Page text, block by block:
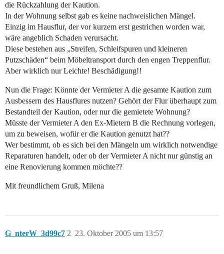
die Rückzahlung der Kaution.
In der Wohnung selbst gab es keine nachweislichen Mängel.
Einzig im Hausflur, der vor kurzem erst gestrichen worden war,
wäre angeblich Schaden verursacht.
Diese bestehen aus „Streifen, Schleifspuren und kleineren
Putzschäden“ beim Möbeltransport durch den engen Treppenflur.
Aber wirklich nur Leichte! Beschädigung!!
Nun die Frage: Könnte der Vermieter A die gesamte Kaution zum
Ausbessern des Hausflures nutzen? Gehört der Flur überhaupt zum
Bestandteil der Kaution, oder nur die gemietete Wohnung?
Müsste der Vermieter A den Ex-Mietern B die Rechnung vorlegen,
um zu beweisen, wofür er die Kaution genutzt hat??
Wer bestimmt, ob es sich bei den Mängeln um wirklich notwendige
Reparaturen handelt, oder ob der Vermieter A nicht nur günstig an
eine Renovierung kommen möchte??
Mit freundlichem Gruß, Milena
G_nterW_3d99c7 23. Oktober 2005 um 13:57
2